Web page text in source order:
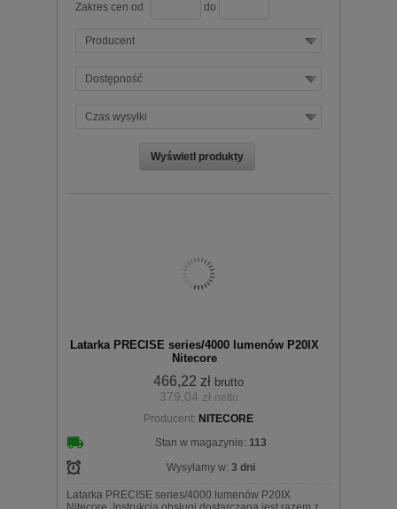
Zakres cen od do
Producent
Dostępność
Czas wysyłki
Latarka PRECISE series/4000 lumenów P20IX
Nitecore
466,22 zł brutto
379,04 zł netto
Producent: NITECORE
Stan w magazynie: 113
Wysyłamy w: 3 dni
Latarka PRECISE series/4000 lumenów P20IX